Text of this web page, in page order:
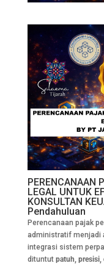
PERENCANAAN
LEGAL UNTUK
KONSULTAN
Pendahuluan
Perencanaan pajak
administratif menjadi
integrasi sistem
dituntut patuh, presisi,